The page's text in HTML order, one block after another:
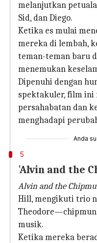
melanjutkan
Sid, dan Diego.
Ketika es mulai
mereka di lembah,
teman-teman baru
menemukan
Dipenuhi dengan
spektakuler, film ini
persahabatan dan
menghadapi
Anda
5
'Alvin and the
Alvin and the
Hill, mengikuti trio
musik.
Ketika mereka